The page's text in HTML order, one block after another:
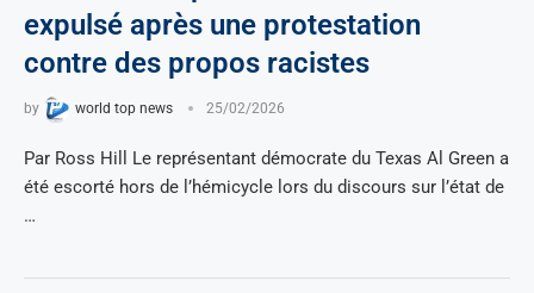
expulsé après une protestation
contre des propos racistes
by world top news 25/02/2026
Par Ross Hill Le représentant démocrate du Texas Al Green a
été escorté hors de l’hémicycle lors du discours sur l’état de
…